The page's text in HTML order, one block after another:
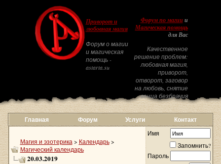
Приворот и
любовная магия
Форум о магии
и магическая
помощь -
astarta.su
Форум по магиии
Магическая помощь
для Вас
Качественное
решение проблем:
любовная магия,
приворот,
отворот, заговор
на любовь, снятие
венца безбрачия
Главная Форум Услуги Контакт
Магия и эзотерика > Календарь >
Магический календарь
20.03.2019
Имя
Запомнить?
Пароль